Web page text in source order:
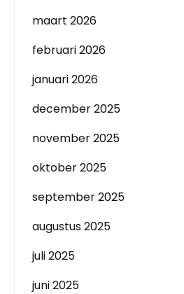
maart 2026
februari 2026
januari 2026
december 2025
november 2025
oktober 2025
september 2025
augustus 2025
juli 2025
juni 2025